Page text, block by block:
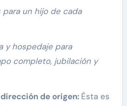
un hijo de cada
y hospedaje para
completo, jubilación y
de origen: Ésta es